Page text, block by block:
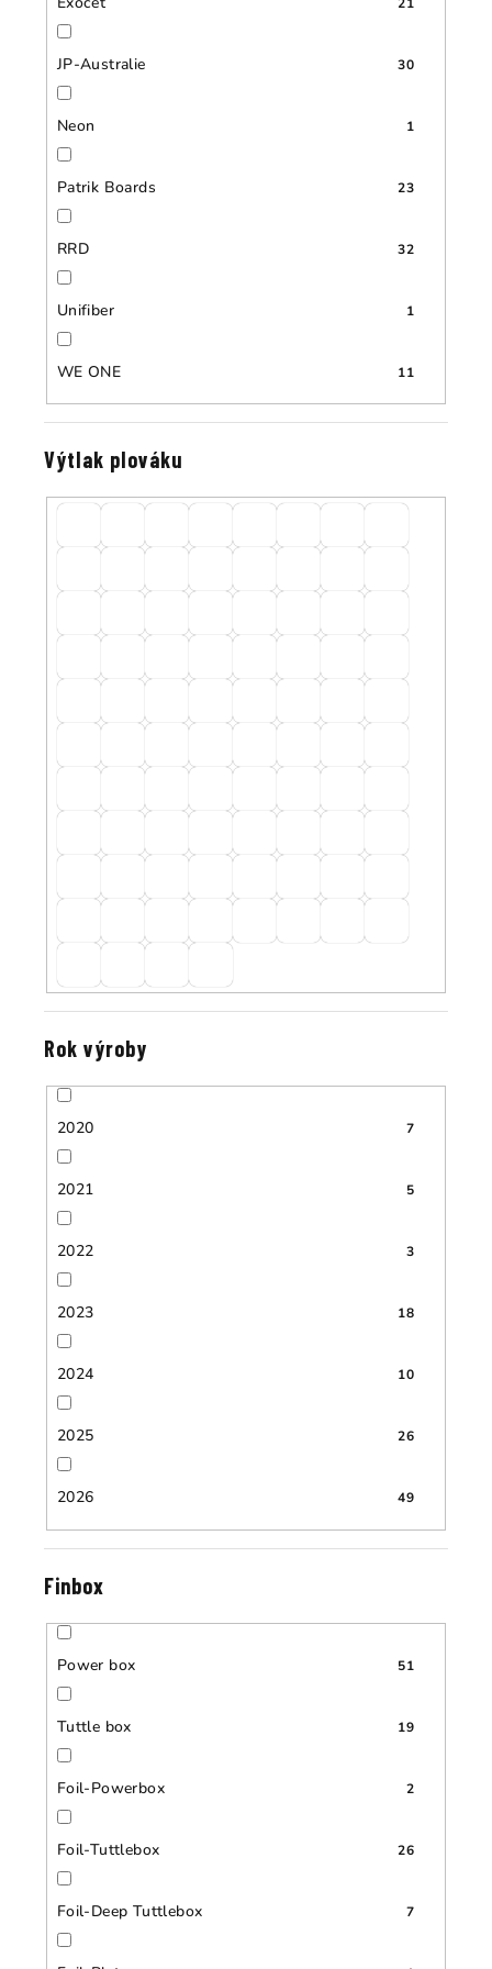
JP-Australie 30
Neon 1
Patrik Boards 23
RRD 32
Unifiber 1
WE ONE 11
Výtlak plováku
Rok výroby
2020 7
2021 5
2022 3
2023 18
2024 10
2025 26
2026 49
Finbox
Power box 51
Tuttle box 19
Foil-Powerbox 2
Foil-Tuttlebox 26
Foil-Deep Tuttlebox 7